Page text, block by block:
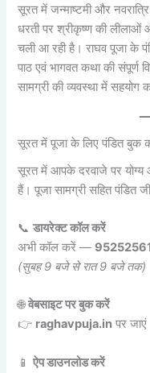
सूरत में जन्माष्टमी और
धरती पर श्रीकृष्ण की लीलाओं
चली आ रही है। राघव पूजा के
पाठ एवं भागवत कथा की संपूर्ण
सामग्री की व्यवस्था में सहयोग
सूरत में पूजा के लिए पंडित बुक
सूरत में आपके दरवाजे पर योग्य
हैं। पूजा सामग्री सहित पंडित
📞डायरेक्ट कॉल करें
अभी कॉल करें —
(सुबह 9 बजे से रात 9 बजे तक)
🌐वेबसाइट पर बुक करें
👉 raghavpuja.in पर जाएं
📱ऐप डाउनलोड करें